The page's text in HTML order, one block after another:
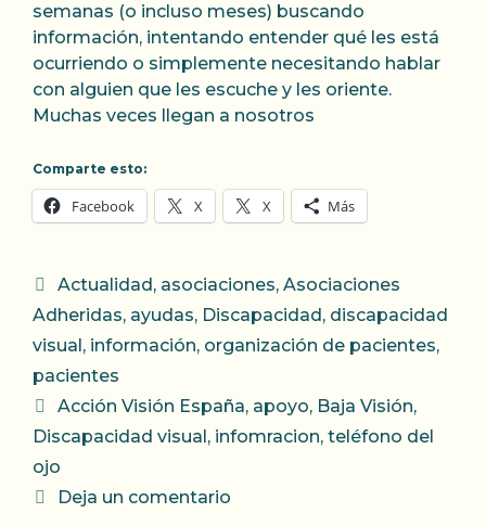
semanas (o incluso meses) buscando
información, intentando entender qué les está
ocurriendo o simplemente necesitando hablar
con alguien que les escuche y les oriente.
Muchas veces llegan a nosotros
Comparte esto:
Facebook X X Más
Categorías
Actualidad , asociaciones, Asociaciones
Adheridas, ayudas, Discapacidad , discapacidad
visual , información, organización de pacientes,
pacientes
Etiquetas
Acción Visión España, apoyo, Baja Visión,
Discapacidad visual , infomracion, teléfono del
ojo
Deja un comentario